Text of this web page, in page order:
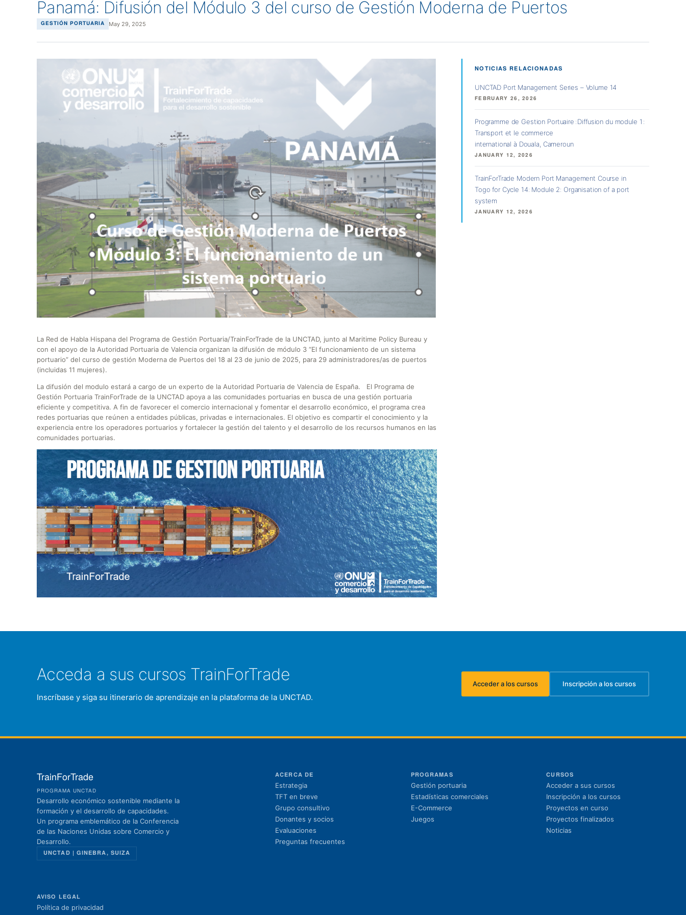
Panamá: Difusión del Módulo 3 del curso de Gestión Moderna de Puertos
GESTIÓN PORTUARIA May 29, 2025
La Red de Habla Hispana del Programa de Gestión Portuaria/TrainForTrade de la UNCTAD, junto al Maritime Policy Bureau y
con el apoyo de la Autoridad Portuaria de Valencia organizan la difusión de módulo 3 “El funcionamiento de un sistema
portuario” del curso de gestión Moderna de Puertos del 18 al 23 de junio de 2025, para 29 administradores/as de puertos
(incluidas 11 mujeres).
La difusión del modulo estará a cargo de un experto de la Autoridad Portuaria de Valencia de España. El Programa de
Gestión Portuaria TrainForTrade de la UNCTAD apoya a las comunidades portuarias en busca de una gestión portuaria
eficiente y competitiva. A fin de favorecer el comercio internacional y fomentar el desarrollo económico, el programa crea
redes portuarias que reúnen a entidades públicas, privadas e internacionales. El objetivo es compartir el conocimiento y la
experiencia entre los operadores portuarios y fortalecer la gestión del talento y el desarrollo de los recursos humanos en las
comunidades portuarias.
NOTICIAS RELACIONADAS
UNCTAD Port Management Series – Volume 14
FEBRUARY 26, 2026
Programme de Gestion Portuaire : Diffusion du module 1 :
Transport et le commerce
international à Douala, Cameroun
JANUARY 12, 2026
TrainForTrade Modern Port Management Course in
Togo for Cycle 14: Module 2: Organisation of a port
system
JANUARY 12, 2026
Acceda a sus cursos TrainForTrade
Inscríbase y siga su itinerario de aprendizaje en la plataforma de la UNCTAD.
Acceder a los cursos
(se abre en una nueva pestaña)
Inscripción a los cursos
(se abre en una nueva
TrainForTrade
PROGRAMA UNCTAD
Desarrollo económico sostenible mediante la
formación y el desarrollo de capacidades.
Un programa emblemático de la Conferencia
de las Naciones Unidas sobre Comercio y
Desarrollo.
UNCTAD | GINEBRA, SUIZA
ACERCA DE
Estrategia
TFT en breve
Grupo consultivo
Donantes y socios
Evaluaciones
Preguntas frecuentes
PROGRAMAS
Gestión portuaria
Estadísticas comerciales
E-Commerce
Juegos
CURSOS
Acceder a sus cursos
Inscripción a los cursos
Proyectos en curso
Proyectos finalizados
Noticias
AVISO LEGAL
Política de privacidad